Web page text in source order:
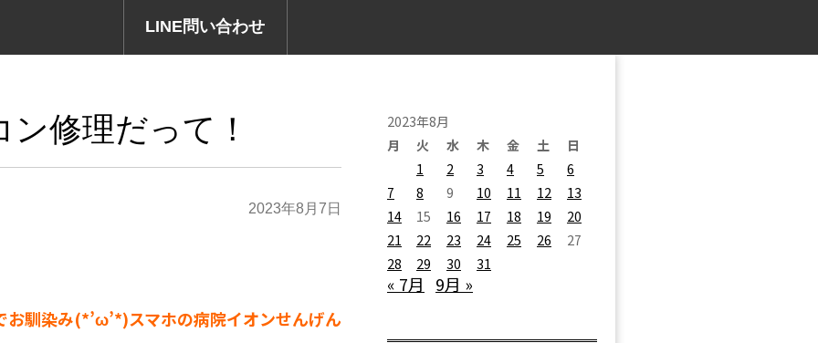
LINE問い合わせ
ン修理だって！
2023年8月7日
馴染み(*’ω’*)スマホの病院イオンせんげん
2023年8月
月
火 水 木 金 土
日
1
2 3 4 5
6
7
8 9 10 11 12
13
14
15 16 17 18 19
20
21
22 23 24 25 26
27
28
29 30 31
« 7月 9月 »